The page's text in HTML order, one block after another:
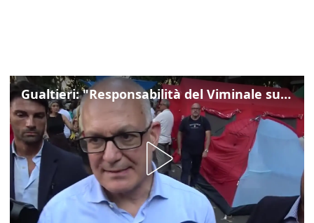
Gualtieri: "Responsabilità del Viminale su Spin Time? La posizione dei partiti è nota"